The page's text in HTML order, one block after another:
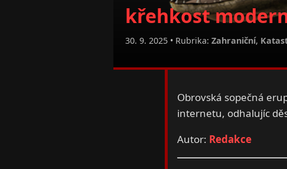
křehkost
30. 9. 2025 • Rubrika: Zahraniční,
Obrovská sopečná
internetu, odhalujíc
Autor: Redakce